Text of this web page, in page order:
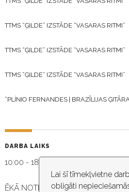
Lai šī tīmekļvietne
obligāti
TTMS “ĢILDE” IZSTĀDE “VASARAS RITMI”
TTMS “ĢILDE” IZSTĀDE “VASARAS RITMI”
TTMS “ĢILDE” IZSTĀDE “VASARAS RITMI”
“PLÍNIO FERNANDES | BRAZĪLIJAS
DARBA LAIKS
10:00 - 18:30
ĒKĀ NOTIEK VIDEO NOVĒROŠANA